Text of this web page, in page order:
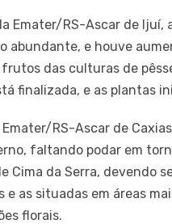
Emater/RS-Ascar de Ijuí,
abundante, e houve
das culturas de
finalizada, e as plantas
RS-Ascar de
faltando podar em
Cima da Serra, devendo
e as situadas em áreas
florais.